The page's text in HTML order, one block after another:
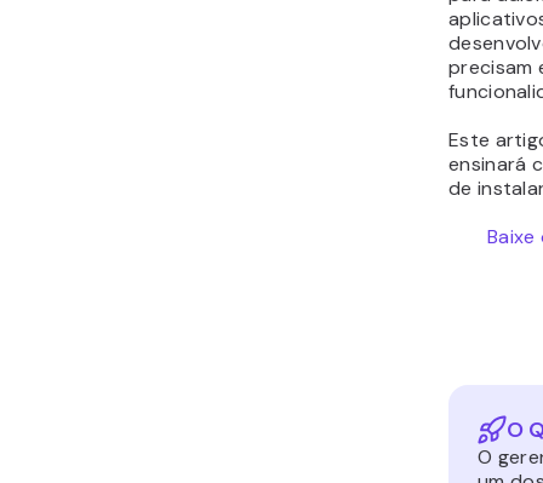
precisam
Este
ensinará
de
Baixe
O
O